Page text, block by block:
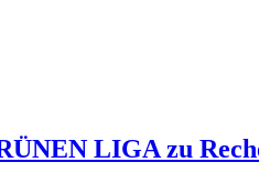
LIGA zu